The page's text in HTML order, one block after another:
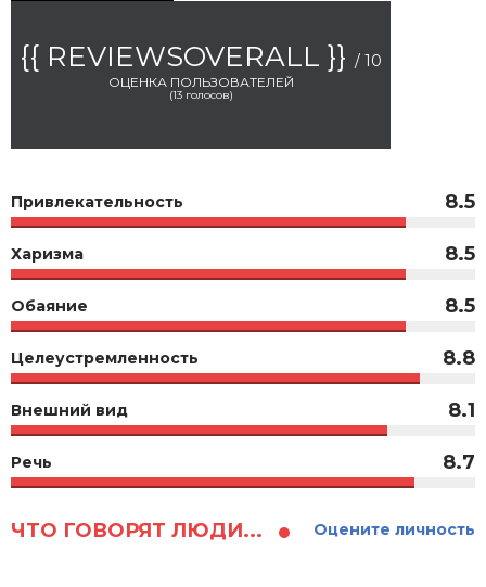
{{ REVIEWSOVERALL }} / 10
ОЦЕНКА ПОЛЬЗОВАТЕЛЕЙ
(13голосов)
Привлекательность 8.5
Харизма 8.5
Обаяние 8.5
Целеустремленность 8.8
Внешний вид 8.1
Речь 8.7
ЧТО ГОВОРЯТ ЛЮДИ... Оцените личность